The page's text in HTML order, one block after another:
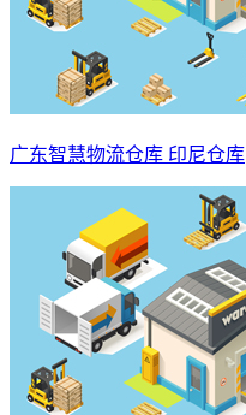
广东智慧物流仓库 印尼仓库